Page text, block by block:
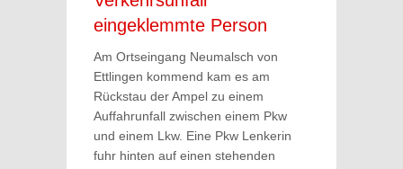
eingeklemmte Person
Am Ortseingang Neumalsch von
Ettlingen kommend kam es am
Rückstau der Ampel zu einem
Auffahrunfall zwischen einem Pkw
und einem Lkw. Eine Pkw Lenkerin
fuhr hinten auf einen stehenden